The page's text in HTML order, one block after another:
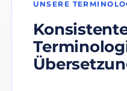
UNSERE